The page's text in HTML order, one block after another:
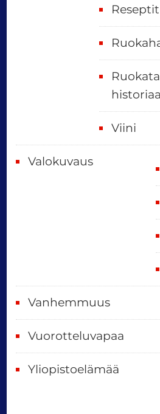
Reseptit
historiaa
Viini
Valokuvaus
Vanhemmuus
Vuorotteluvapaa
Yliopistoelämää